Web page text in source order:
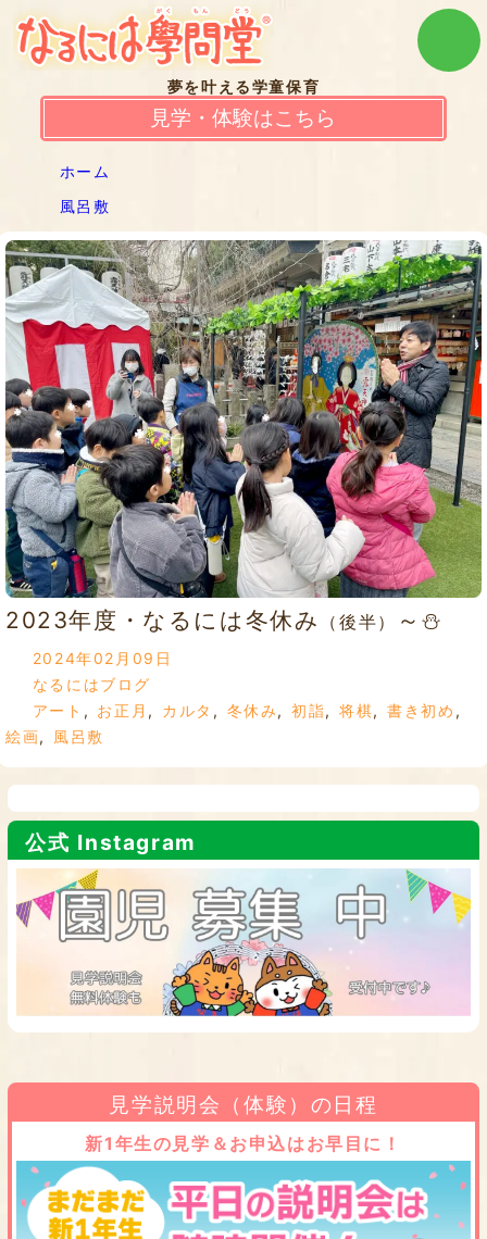
夢を叶える学童保育
見学・体験はこちら
ホーム
風呂敷
2023年度・なるには冬休み （後半） ～⛄
2024年02月09日
なるにはブログ
アート , お正月 , カルタ , 冬休み,初詣,将棋,書き初め ,
絵画, 風呂敷
公式 Instagram
見学説明会（体験）の日程
新1年生の見学＆お申込はお早目に！